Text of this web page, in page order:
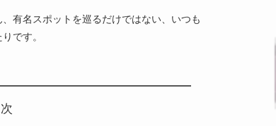
有名スポットを巡るだけではない、いつも
です。